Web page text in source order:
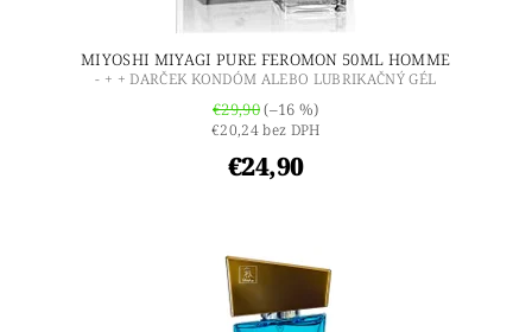
MIYOSHI MIYAGI PURE FEROMON 50ML HOMME
- + + DARČEK KONDÓM ALEBO LUBRIKAČNÝ GÉL
€29,90(–16 %)
€20,24 bez DPH
€24,90